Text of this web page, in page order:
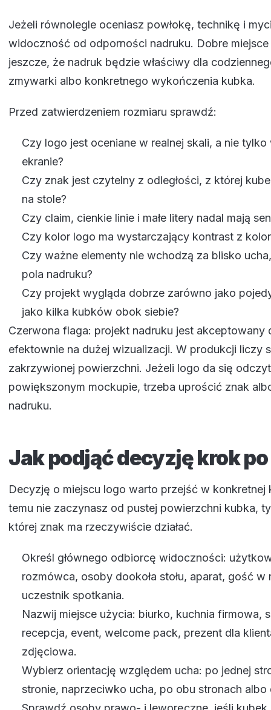
Jeżeli równolegle oceniasz powłokę, technikę i
widoczność od odporności nadruku. Dobre
jeszcze, że nadruk będzie właściwy dla
zmywarki albo konkretnego wykończenia kubka.
Przed zatwierdzeniem rozmiaru sprawdź:
Czy logo jest oceniane w realnej skali, a nie
ekranie?
Czy znak jest czytelny z odległości, z której
na stole?
Czy claim, cienkie linie i małe litery nadal mają
Czy kolor logo ma wystarczający kontrast z
Czy ważne elementy nie wchodzą za blisko
pola nadruku?
Czy projekt wygląda dobrze zarówno jako
jako kilka kubków obok siebie?
Czerwona flaga: projekt nadruku jest akceptowany
efektownie na dużej wizualizacji. W produkcji liczy
zakrzywionej powierzchni. Jeżeli logo da się
powiększonym mockupie, trzeba uprościć znak
nadruku.
Jak podjąć decyzję krok
Decyzję o miejscu logo warto przejść w konkretnej
temu nie zaczynasz od pustej powierzchni kubka,
której znak ma rzeczywiście działać.
Określ głównego odbiorcę widoczności:
rozmówca, osoby dookoła stołu, aparat, gość w
uczestnik spotkania.
Nazwij miejsce użycia: biurko, kuchnia firmowa,
recepcja, event, welcome pack, prezent dla
zdjęciowa.
Wybierz orientację względem ucha: po jednej
stronie, naprzeciwko ucha, po obu stronach albo